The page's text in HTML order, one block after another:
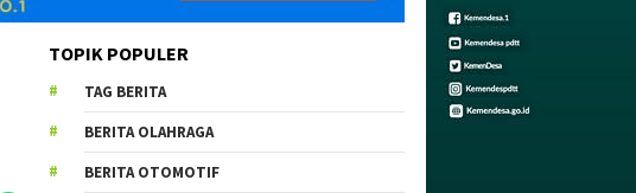
TOPIK POPULER
TAG BERITA
BERITA OLAHRAGA
BERITA OTOMOTIF